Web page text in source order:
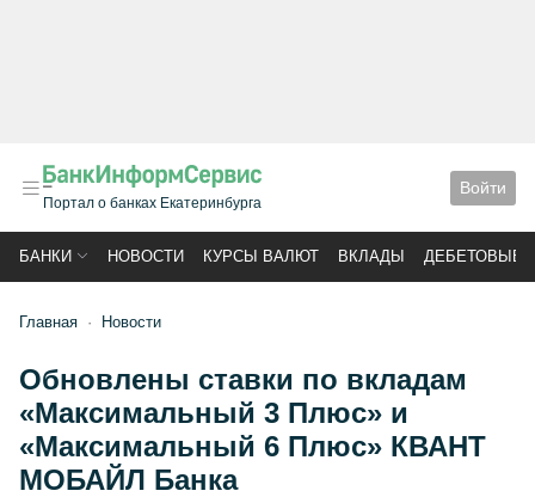
Портал о банках Екатеринбурга
Войти
БАНКИ НОВОСТИ КУРСЫ ВАЛЮТ ВКЛАДЫ ДЕБЕТОВЫЕ
Главная Новости
Обновлены ставки по вкладам
«Максимальный 3 Плюс» и
«Максимальный 6 Плюс» КВАНТ
МОБАЙЛ Банка